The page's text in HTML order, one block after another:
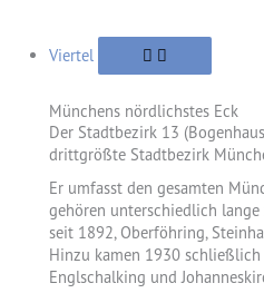
Viertel
Münchens nördlichstes Eck
Der Stadtbezirk 13
drittgrößte Stadtbezirk
Er umfasst den gesamten
gehören unterschiedlich
seit 1892, Oberföhring,
Hinzu kamen 1930
Englschalking und